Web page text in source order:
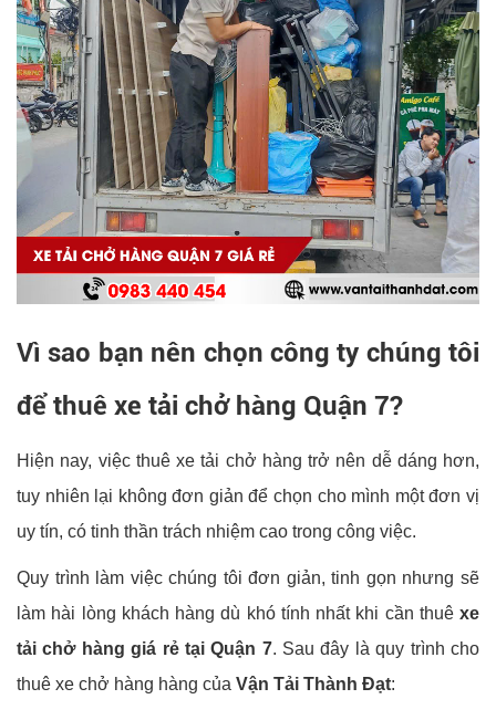
Vì sao bạn nên chọn công ty chúng tôi
để thuê xe tải chở hàng Quận 7?
Hiện nay, việc thuê xe tải chở hàng trở nên dễ dáng hơn,
tuy nhiên lại không đơn giản để chọn cho mình một đơn vị
uy tín, có tinh thần trách nhiệm cao trong công việc.
Quy trình làm việc chúng tôi đơn giản, tinh gọn nhưng sẽ
làm hài lòng khách hàng dù khó tính nhất khi cần thuê xe
tải chở hàng giá rẻ tại Quận 7. Sau đây là quy trình cho
thuê xe chở hàng hàng của Vận Tải Thành Đạt: